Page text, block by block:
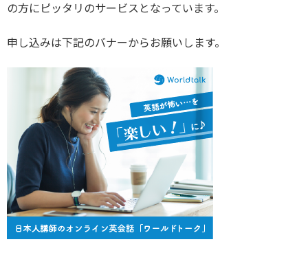
の方にピッタリのサービスとなっています。
申し込みは下記のバナーからお願いします。